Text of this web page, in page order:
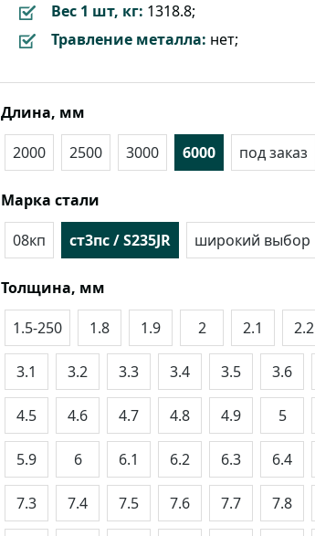
Вес 1 шт, кг: 1318.8;
Травление металла: нет;
Длина, мм
2000
2500 3000 6000 под заказ
Марка стали
08кп
ст3пс / S235JR широкий выбор
Толщина, мм
1.5-250
1.8 1.9 2 2.1 2.2
3.1 3.2 3.3 3.4 3.5 3.6
4.5 4.6 4.7 4.8 4.9 5
5.9 6 6.1 6.2 6.3 6.4
7.3 7.4 7.5 7.6 7.7 7.8